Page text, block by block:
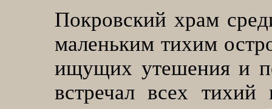
Покровский храм
маленьким тихим
ищущих утешения и
встречал всех